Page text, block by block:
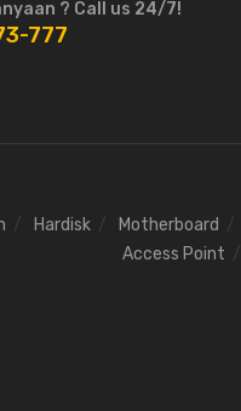
? Call us 24/7!
777
Hardisk Motherboard
Access Point